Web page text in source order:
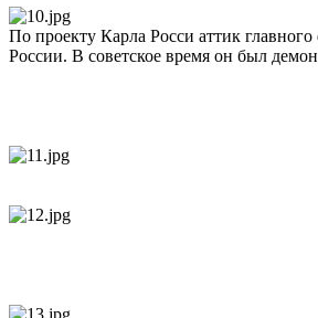
По проекту Карла Росси аттик
России. В советское время он был